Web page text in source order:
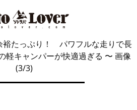
裕たっぷり！ パワフルな走りで長
軽キャンパーが快適過ぎる 〜 画像
(3/3)